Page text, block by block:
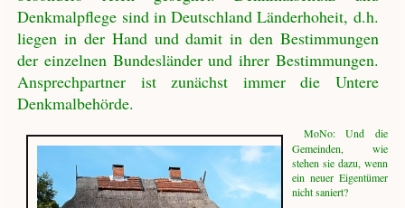
Denkmalpflege sind in Deutschland Länderhoheit, d.h.
liegen in der Hand und damit in den Bestimmungen
der einzelnen Bundesländer und ihrer Bestimmungen.
Ansprechpartner ist zunächst immer die Untere
Denkmalbehörde.
MoNo: Und die
Gemeinden, wie
stehen sie dazu, wenn
ein neuer Eigentümer
nicht saniert?